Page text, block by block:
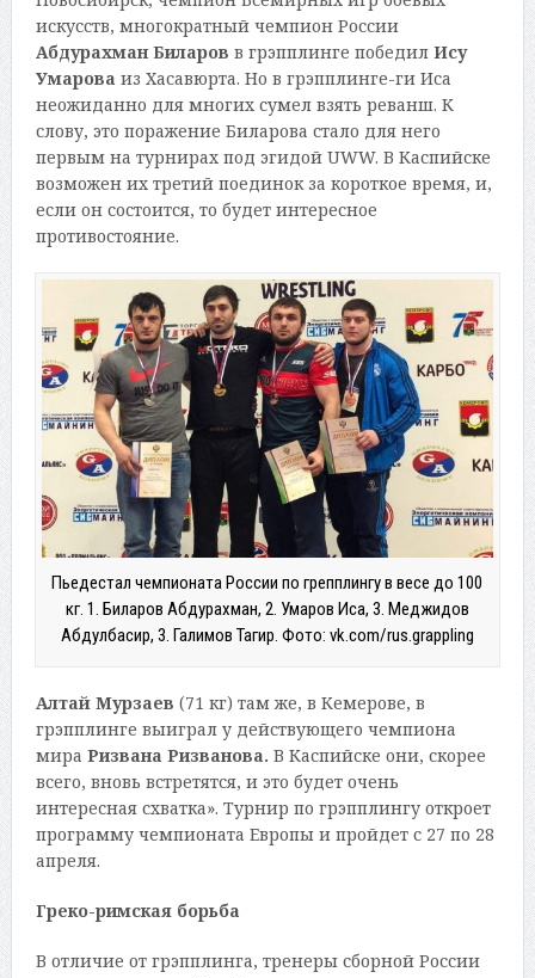
искусств, многократный чемпион России
Абдурахман Биларов в грэпплинге победил Ису
Умарова из Хасавюрта. Но в грэпплинге-ги Иса
неожиданно для многих сумел взять реванш. К
слову, это поражение Биларова стало для него
первым на турнирах под эгидой UWW. В Каспийске
возможен их третий поединок за короткое время, и,
если он состоится, то будет интересное
противостояние.
Пьедестал чемпионата России по грепплингу в весе до 100
кг. 1. Биларов Абдурахман, 2. Умаров Иса, 3. Меджидов
Абдулбасир, 3. Галимов Тагир. Фото: vk.com/rus.grappling
Алтай Мурзаев (71 кг) там же, в Кемерове, в
грэпплинге выиграл у действующего чемпиона
мира Ризвана Ризванова. В Каспийске они, скорее
всего, вновь встретятся, и это будет очень
интересная схватка». Турнир по грэпплингу откроет
программу чемпионата Европы и пройдет с 27 по 28
апреля.
Греко-римская борьба
В отличие от грэпплинга, тренеры сборной России